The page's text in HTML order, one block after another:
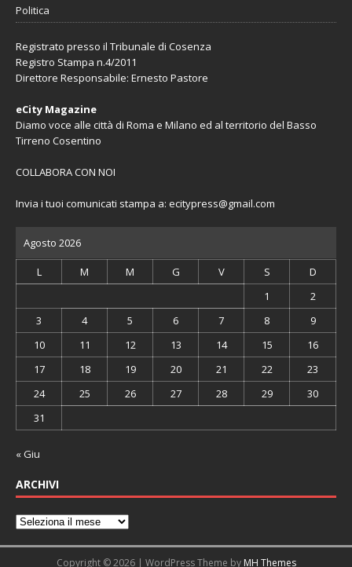
Politica
Registrato presso il Tribunale di Cosenza
Registro Stampa n.4/2011
Direttore Responsabile: Ernesto Pastore
eCity Magazine
Diamo voce alle città di Roma e Milano ed al territorio del Basso
Tirreno Cosentino
COLLABORA CON NOI
Invia i tuoi comunicati stampa a: ecitypress@gmail.com
Agosto 2026
L M M G V S
D
1
2
3
4 5 6 7 8
9
10
11 12 13 14 15
16
17
18 19 20 21 22
23
24
25 26 27 28 29
30
31
« Giu
ARCHIVI
Copyright © 2026 | WordPress Theme by MH Themes